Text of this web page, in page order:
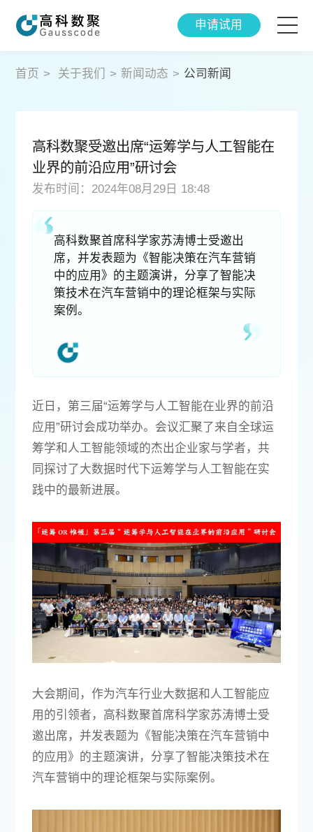
智能产品
解决方案
成功案例
智研院
关于我们
申请试用
首页 > 关于我们 > 新闻动态 > 公司新闻
高科数聚受邀出席“运筹学与人工智能在
业界的前沿应用”研讨会
发布时间：2024年08月29日 18:48
高科数聚首席科学家苏涛博士受邀出
席，并发表题为《智能决策在汽车营销
中的应用》的主题演讲，分享了智能决
策技术在汽车营销中的理论框架与实际
案例。
近日，第三届“运筹学与人工智能在业界的前沿
应用”研讨会成功举办。会议汇聚了来自全球运
筹学和人工智能领域的杰出企业家与学者，共
同探讨了大数据时代下运筹学与人工智能在实
践中的最新进展。
大会期间，作为汽车行业大数据和人工智能应
用的引领者，高科数聚首席科学家苏涛博士受
邀出席，并发表题为《智能决策在汽车营销中
的应用》的主题演讲，分享了智能决策技术在
汽车营销中的理论框架与实际案例。